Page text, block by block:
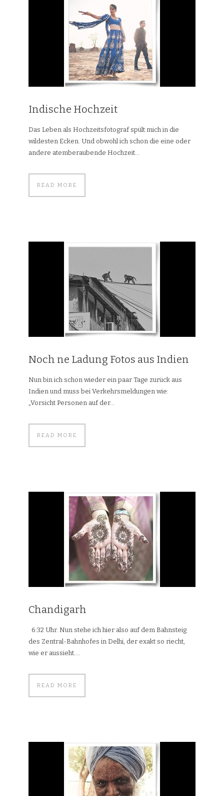
Indische Hochzeit
Das Leben als Hochzeitsfotograf spült mich in die
wildesten Ecken. Und obwohl ich schon die eine oder
andere atemberaubende Hochzeit...
READ MORE
Noch ne Ladung Fotos aus Indien
Nun bin ich schon wieder ein paar Tage zurück aus
Indien und muss bei Verkehrsmeldungen wie:
„Vorsicht Personen auf der...
READ MORE
Chandigarh
6:32 Uhr. Nun stehe ich hier also auf dem Bahnsteig
des Zentral-Bahnhofes in Delhi, der exakt so riecht,
wie er aussieht....
READ MORE